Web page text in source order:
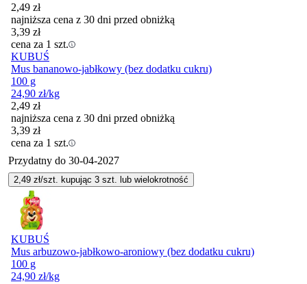
2,49 zł
najniższa cena z 30 dni przed obniżką
3,39 zł
cena za 1 szt.
KUBUŚ
Mus bananowo-jabłkowy (bez dodatku cukru)
100 g
24,90 zł/kg
2,49 zł
najniższa cena z 30 dni przed obniżką
3,39 zł
cena za 1 szt.
Przydatny do 30-04-2027
2,49 zł/szt. kupując 3 szt. lub wielokrotność
KUBUŚ
Mus arbuzowo-jabłkowo-aroniowy (bez dodatku cukru)
100 g
24,90 zł/kg